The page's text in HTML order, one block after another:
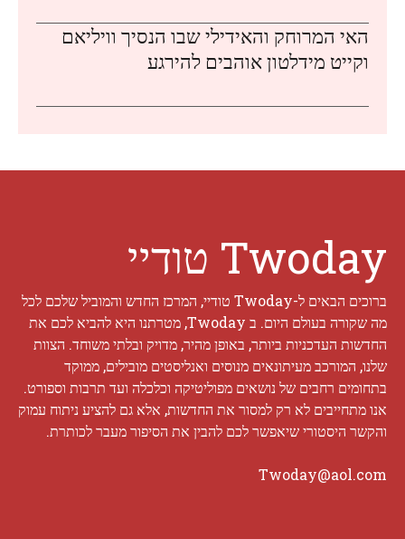
האי המרוחק והאידילי שבו הנסיך וויליאם
וקייט מידלטון אוהבים להירגע
Twoday טודיי
ברוכים הבאים ל-Twoday טודיי, המרכז החדש והמוביל שלכם לכל
מה שקורה בעולם היום. ב Twoday, מטרתנו היא להביא לכם את
החדשות העדכניות ביותר, באופן מהיר, מדויק ובלתי משוחד. הצוות
שלנו, המורכב מעיתונאים מנוסים ואנליסטים מובילים, ממוקד
בתחומים רחבים של נושאים מפוליטיקה וכלכלה ועד תרבות וספורט.
אנו מתחייבים לא רק למסור את החדשות, אלא גם להציע ניתוח עמוק
והקשר היסטורי שיאפשר לכם להבין את הסיפור מעבר לכותרת.
Twoday@aol.com